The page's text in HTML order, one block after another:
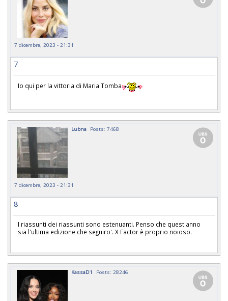
7 dicembre, 2023 - 21:31
7
Io qui per la vittoria di Maria Tomba
Lubna Posts: 7468
7 dicembre, 2023 - 21:31
8
I riassunti dei riassunti sono estenuanti. Penso che quest'anno
sia l'ultima edizione che seguiro'. X Factor è proprio noioso.
KassaD1 Posts: 28246